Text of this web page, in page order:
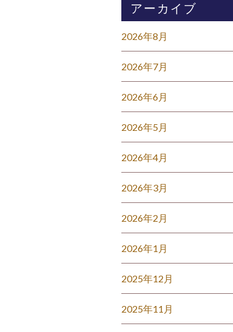
アーカイブ
2026年8月
2026年7月
2026年6月
2026年5月
2026年4月
2026年3月
2026年2月
2026年1月
2025年12月
2025年11月